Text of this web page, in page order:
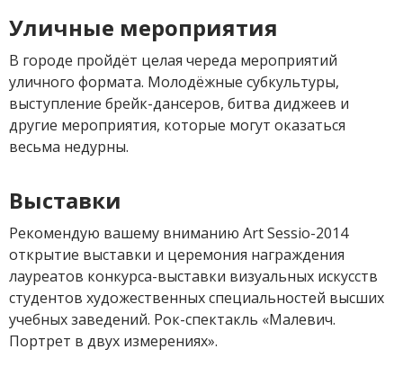
Уличные мероприятия
В городе пройдёт целая череда мероприятий
уличного формата. Молодёжные субкультуры,
выступление брейк-дансеров, битва диджеев и
другие мероприятия, которые могут оказаться
весьма недурны.
Выставки
Рекомендую вашему вниманию Art Sessio-2014
открытие выставки и церемония награждения
лауреатов конкурса-выставки визуальных искусств
студентов художественных специальностей высших
учебных заведений. Рок-спектакль «Малевич.
Портрет в двух измерениях».